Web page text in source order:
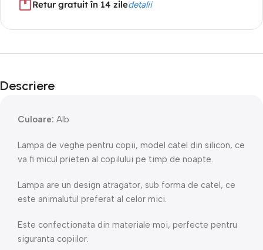
Retur gratuit în 14 ziledetalii
Descriere
Culoare: Alb
Lampa de veghe pentru copii, model catel din silicon, ce
va fi micul prieten al copilului pe timp de noapte.
Lampa are un design atragator, sub forma de catel, ce
este animalutul preferat al celor mici.
Este confectionata din materiale moi, perfecte pentru
siguranta copiilor.